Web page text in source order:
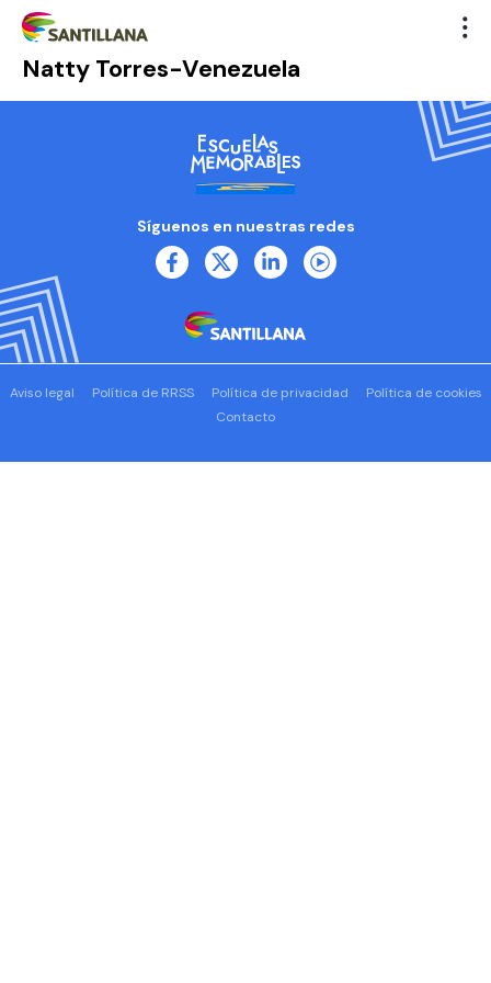
Natty Torres-Venezuela
Síguenos en nuestras redes
Aviso legal Política de RRSS Política de privacidad
Política de cookies
Contacto